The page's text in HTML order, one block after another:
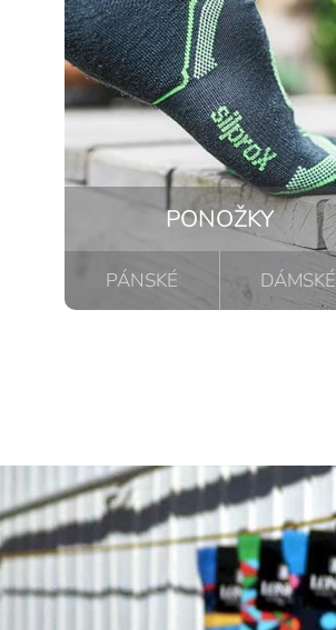
PONOŽKY
PÁNSKÉ DÁMSKÉ